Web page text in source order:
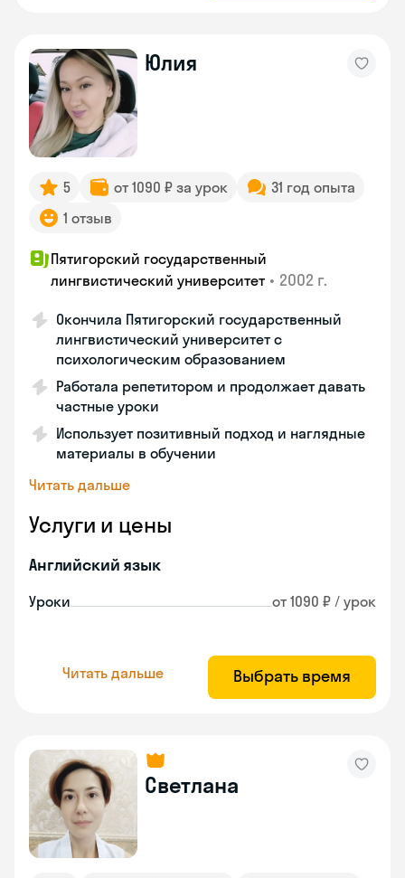
Юлия
5 от 1090 ₽ за урок
31 год опыта
1 отзыв
Пятигорский государственный
лингвистический университет • 2002 г.
Окончила Пятигорский государственный
лингвистический университет с
психологическим образованием
Работала репетитором и продолжает давать
частные уроки
Использует позитивный подход и наглядные
материалы в обучении
Читать дальше
Услуги и цены
Английский язык
Уроки от 1090 ₽ / урок
Читать дальше Выбрать время
Светлана